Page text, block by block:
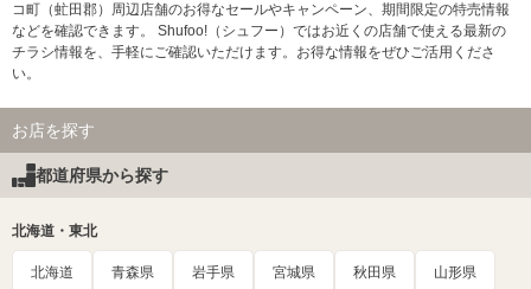
コ町（虻田郡）周辺店舗のお得なセールやキャンペーン、期間限定の特売情報
などを確認できます。 Shufoo!（シュフー）ではお近くの店舗で使える最新の
チラシ情報を、手軽にご確認いただけます。お得な情報をぜひご活用くださ
い。
お店を探す
都道府県から探す
北海道・東北
北海道 青森県 岩手県 宮城県 秋田県 山形県